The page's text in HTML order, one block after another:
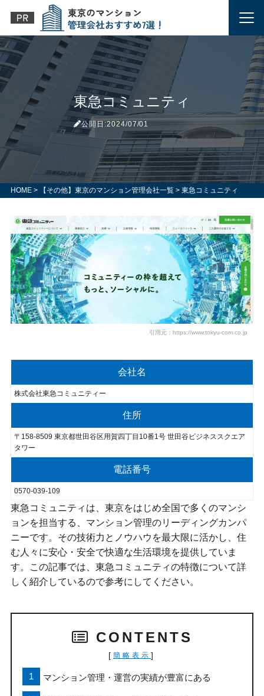
東急コミュニティ
公開日:2024/07/01
HOME> 【その他】東京のマンション管理会社一覧> 東急コミュニティ
引用元：https://www.tokyu-com.co.jp
会社名
株式会社東急コミュニティー
住所
〒158-8509 東京都世田谷区用賀四丁目10番1号 世田谷ビジネススクエア
タワー
電話番号
0570-039-109
東急コミュニティは、東京をはじめ全国で多くのマンシ
ョンを担当する、マンション管理のリーディングカンパ
ニーです。その技術力とノウハウを最大限に活かし、住
む人々に安心・安全で快適な生活環境を提供していま
す。この記事では、東急コミュニティの特徴について詳
しく紹介しているので参考にしてください。
CONTENTS
[ 簡略表示 ]
マンション管理・運営の実績が豊富にある